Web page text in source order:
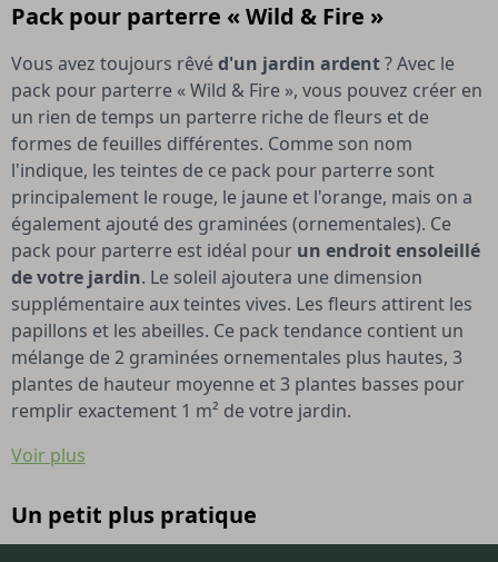
Pack pour parterre « Wild & Fire »
Vous avez toujours rêvéd'un jardin ardent? Avec le
pack pour parterre « Wild & Fire », vous pouvez créer en
un rien de temps un parterre riche de fleurs et de
formes de feuilles différentes. Comme son nom
l'indique, les teintes de ce pack pour parterre sont
principalement le rouge, le jaune et l'orange, mais on a
également ajouté des graminées (ornementales). Ce
pack pour parterre est idéal pour un endroit ensoleillé
de votre jardin. Le soleil ajoutera une dimension
supplémentaire aux teintes vives. Les fleurs attirent les
papillons et les abeilles. Ce pack tendance contient un
mélange de 2 graminées ornementales plus hautes, 3
plantes de hauteur moyenne et 3 plantes basses pour
remplir exactement 1 m² de votre jardin.
Voir plus
Un petit plus pratique